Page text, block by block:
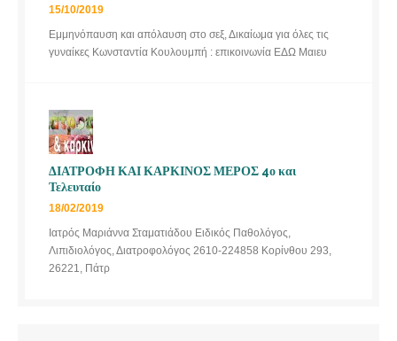
15/10/2019
Εμμηνόπαυση και απόλαυση στο σεξ, Δικαίωμα για όλες τις
γυναίκες Κωνσταντία Κουλουμπή : επικοινωνία ΕΔΩ Μαιευ
ΔΙΑΤΡΟΦΗ ΚΑΙ ΚΑΡΚΙΝΟΣ ΜΕΡΟΣ 4ο και
Τελευταίο
18/02/2019
Ιατρός Μαριάννα Σταματιάδου Ειδικός Παθολόγος,
Λιπιδιολόγος, Διατροφολόγος 2610-224858 Κορίνθου 293,
26221, Πάτρ